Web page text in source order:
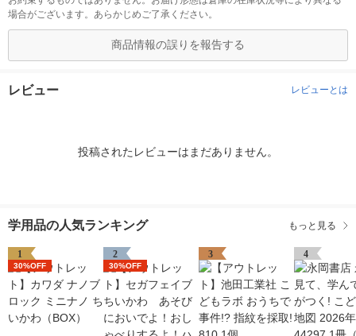
場合がございます。あらかじめご了承ください。
商品情報の誤りを報告する
レビュー レビューとは
投稿されたレビューはまだありません。
学用品の人気ランキング もっと見る
1
30%OFF
2
30%OFF
3 4